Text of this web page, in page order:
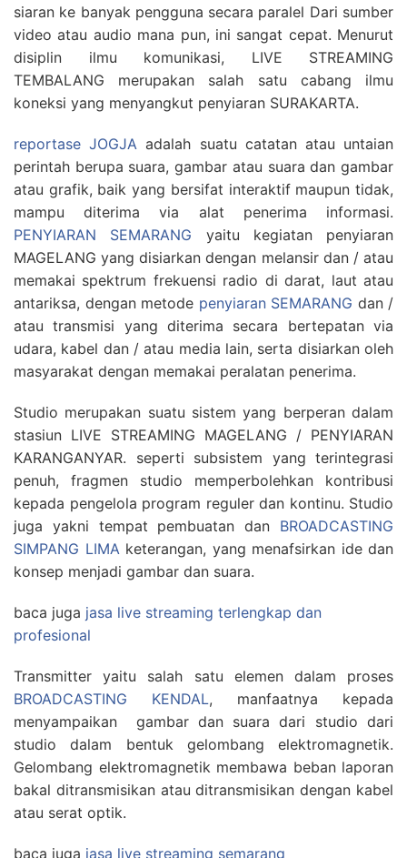
siaran ke banyak pengguna secara paralel Dari sumber
video atau audio mana pun, ini sangat cepat. Menurut
disiplin ilmu komunikasi, LIVE STREAMING
TEMBALANG merupakan salah satu cabang ilmu
koneksi yang menyangkut penyiaran SURAKARTA.
reportase JOGJA adalah suatu catatan atau untaian
perintah berupa suara, gambar atau suara dan gambar
atau grafik, baik yang bersifat interaktif maupun tidak,
mampu diterima via alat penerima informasi.
PENYIARAN SEMARANG yaitu kegiatan penyiaran
MAGELANG yang disiarkan dengan melansir dan / atau
memakai spektrum frekuensi radio di darat, laut atau
antariksa, dengan metode penyiaran SEMARANG dan /
atau transmisi yang diterima secara bertepatan via
udara, kabel dan / atau media lain, serta disiarkan oleh
masyarakat dengan memakai peralatan penerima.
Studio merupakan suatu sistem yang berperan dalam
stasiun LIVE STREAMING MAGELANG / PENYIARAN
KARANGANYAR. seperti subsistem yang terintegrasi
penuh, fragmen studio memperbolehkan kontribusi
kepada pengelola program reguler dan kontinu. Studio
juga yakni tempat pembuatan dan BROADCASTING
SIMPANG LIMAketerangan, yang menafsirkan ide dan
konsep menjadi gambar dan suara.
baca juga jasa live streaming terlengkap dan
profesional
Transmitter yaitu salah satu elemen dalam proses
BROADCASTING KENDAL, manfaatnya kepada
menyampaikan gambar dan suara dari studio dari
studio dalam bentuk gelombang elektromagnetik.
Gelombang elektromagnetik membawa beban laporan
bakal ditransmisikan atau ditransmisikan dengan kabel
atau serat optik.
baca juga jasa live streaming semarang